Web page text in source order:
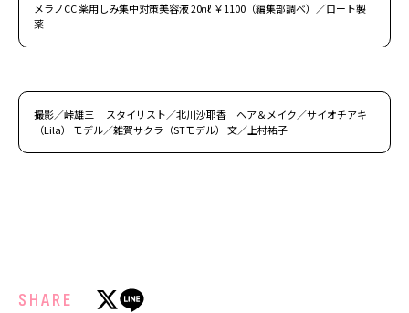
メラノCC 薬用しみ集中対策美容液 20㎖ ￥1100（編集部調べ）／ロート製
薬
撮影／峠雄三 スタイリスト／北川沙耶香 ヘア＆メイク／サイオチアキ
（Lila） モデル／雑賀サクラ（STモデル） 文／上村祐子
SHARE